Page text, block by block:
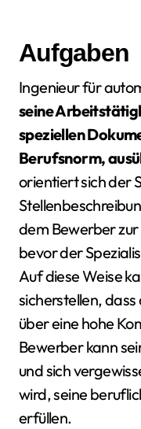
Aufgaben
Ingenieur für
seine
speziellen
Berufsnorm,
orientiert sich der
dem Bewerber
bevor der
Auf diese Weise
sicherstellen,
über eine hohe
Bewerber kann
und sich
wird, seine
erfüllen.